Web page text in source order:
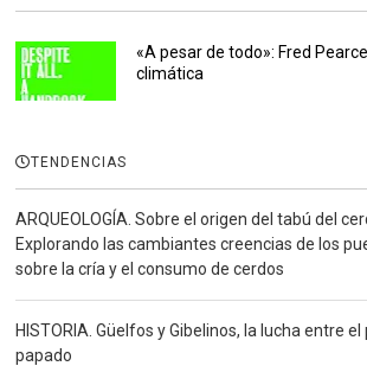
«A pesar de todo»: Fred
climática
TENDENCIAS
ARQUEOLOGÍA. Sobre el origen del tabú del
Explorando las cambiantes creencias de los
sobre la cría y el consumo de cerdos
HISTORIA. Güelfos y Gibelinos, la lucha entre el
papado